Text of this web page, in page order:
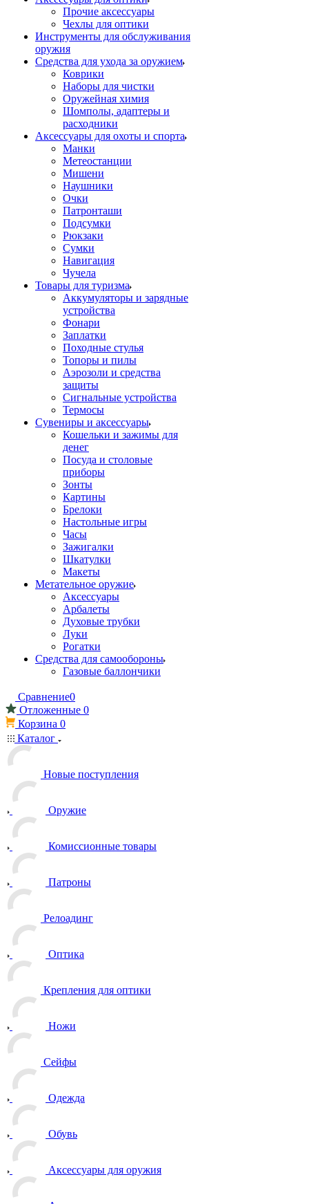
Прочие аксессуары
Чехлы для оптики
Инструменты для обслуживания
оружия
Средства для ухода за оружием
Коврики
Наборы для чистки
Оружейная химия
Шомполы, адаптеры и
расходники
Аксессуары для охоты и спорта
Манки
Метеостанции
Мишени
Наушники
Очки
Патронташи
Подсумки
Рюкзаки
Сумки
Навигация
Чучела
Товары для туризма
Аккумуляторы и зарядные
устройства
Фонари
Заплатки
Походные стулья
Топоры и пилы
Аэрозоли и средства
защиты
Сигнальные устройства
Термосы
Сувениры и аксессуары
Кошельки и зажимы для
денег
Посуда и столовые
приборы
Зонты
Картины
Брелоки
Настольные игры
Часы
Зажигалки
Шкатулки
Макеты
Метательное оружие
Аксессуары
Арбалеты
Духовые трубки
Луки
Рогатки
Средства для самообороны
Газовые баллончики
Сравнение0
Отложенные 0
Корзина 0
Каталог
Новые поступления
Оружие
Комиссионные товары
Патроны
Релоадинг
Оптика
Крепления для оптики
Ножи
Сейфы
Одежда
Обувь
Аксессуары для оружия